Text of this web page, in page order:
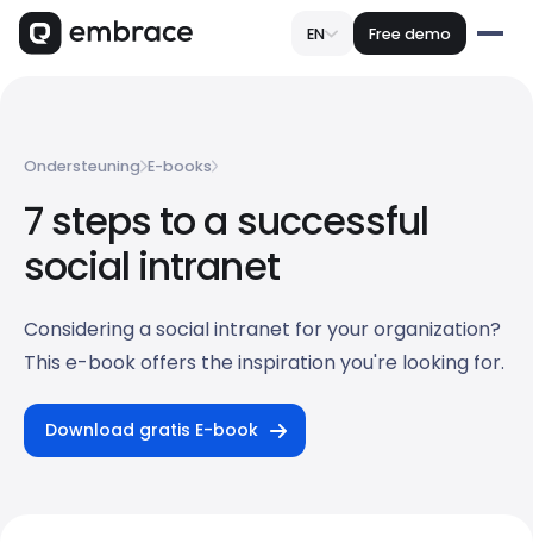
EN Free demo
Ondersteuning E-books
7 steps to a successful
social intranet
Considering a social intranet for your organization?
This e-book offers the inspiration you're looking for.
Download gratis E-book